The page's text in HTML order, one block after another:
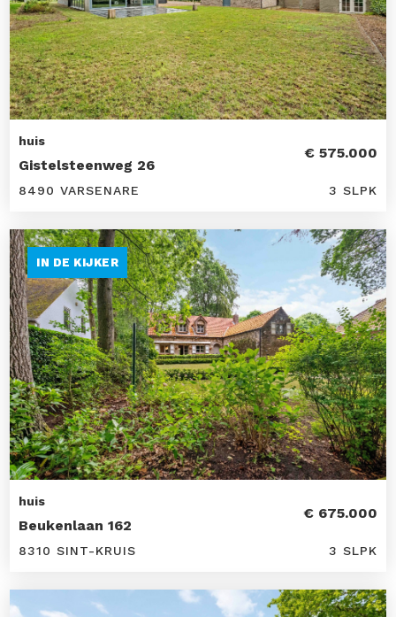
huis
Gistelsteenweg 26
€ 575.000
8490 VARSENARE 3 SLPK
IN DE KIJKER
huis
Beukenlaan 162
€ 675.000
8310 SINT-KRUIS 3 SLPK